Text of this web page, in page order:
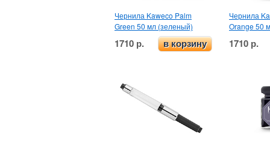
Чернила Kaweco Palm
Green 50 мл (зеленый)
1710 р. в корзину
Чернила
Orange 50
1710 р.